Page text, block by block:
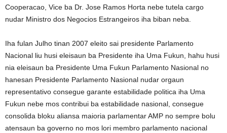
Cooperacao, Vice ba Dr. Jose Ramos Horta nebe tutela cargo
nudar Ministro dos Negocios Estrangeiros iha biban neba.
Iha fulan Julho tinan 2007 eleito sai presidente Parlamento
Nacional liu husi eleisaun ba Presidente iha Uma Fukun, hahu husi
nia eleisaun ba Presidente Uma Fukun Parlamento Nasional no
hanesan Presidente Parlamento Nasional nudar orgaun
representativo consegue garante estabilidade politica iha Uma
Fukun nebe mos contribui ba estabilidade nasional, consegue
consolida bloku aliansa maioria parlamentar AMP no sempre bolu
atensaun ba governo no mos lori membro parlamento nacional